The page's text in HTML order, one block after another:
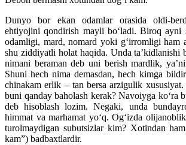
Dunyo bor ekan odamlar orasida oldi-
ehtiyojini qondirish mayli boʻladi. Biroq ayni
odamligi, mard, nomard yoki gʻirromligi ham
shu ziddiyatli holat haqida. Unda taʼkidlanishi
nimani beraman deb uni berish mardlik,
Shuni hech nima demasdan, hech kimga
chinakam erlik – tan bersa arzigulik xususiyat.
buni qanday baholash kerak? Navoiyga koʻra
deb hisoblash lozim. Negaki, unda
himmat va marhamat yoʻq. Ogʻizda
turolmaydigan subutsizlar kim? Xotindan
kam”) badbaxtlardir.